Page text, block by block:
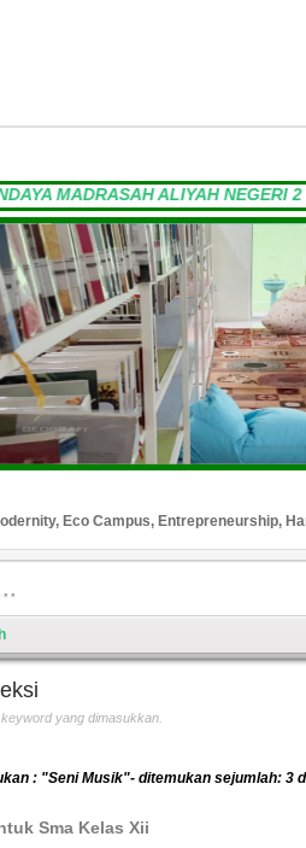
MADRASAH ALIYAH NEGERI 2
Eco Campus, Entrepreneurship,
yang dimasukkan.
: "Seni Musik"- ditemukan sejumlah: 3
Sma Kelas Xii